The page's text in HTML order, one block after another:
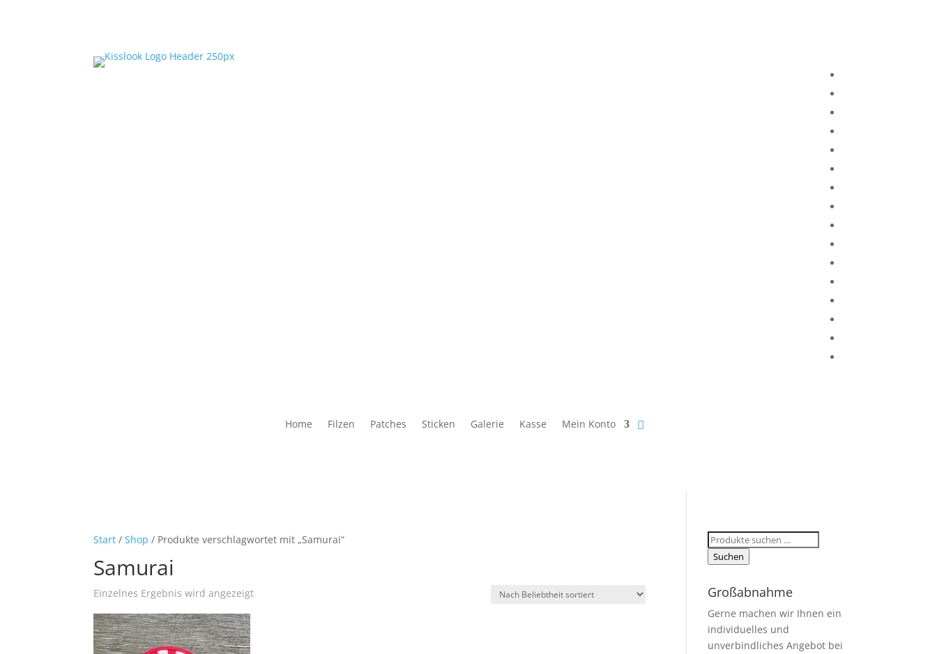
Home Filzen Patches Sticken Galerie Kasse Mein Konto
Start /Shop / Produkte verschlagwortet mit „Samurai“
Samurai
Einzelnes Ergebnis wird angezeigt
Suchen
nach:
Suchen
Großabnahme
Gerne machen wir Ihnen ein
individuelles und
unverbindliches Angebot bei